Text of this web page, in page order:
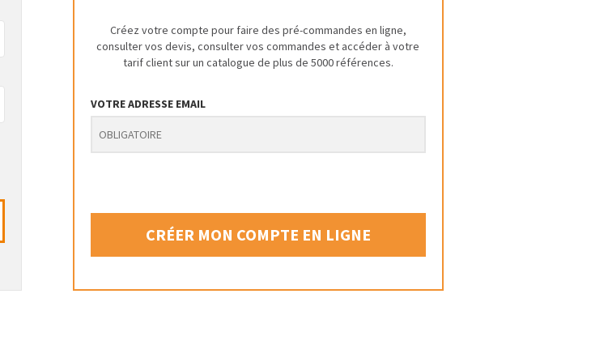
Créez votre compte pour faire des pré-commandes en ligne,
consulter vos devis, consulter vos commandes et accéder à votre
tarif client sur un catalogue de plus de 5000 références.
VOTRE ADRESSE EMAIL
CRÉER MON COMPTE EN LIGNE